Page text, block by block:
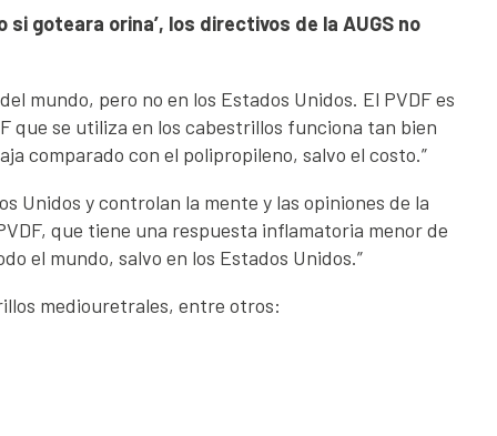
goteara orina’, los directivos de la AUGS no
mundo, pero no en los Estados Unidos. El PVDF es
que se utiliza en los cabestrillos funciona tan bien
comparado con el polipropileno, salvo el costo.”
Unidos y controlan la mente y las opiniones de la
que tiene una respuesta inflamatoria menor de
el mundo, salvo en los Estados Unidos.”
mediouretrales, entre otros: